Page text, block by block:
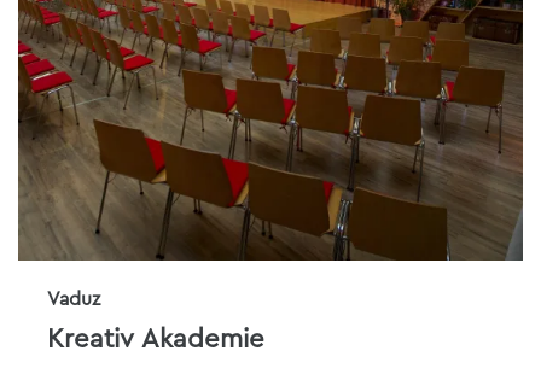
Vaduz
Kreativ Akademie